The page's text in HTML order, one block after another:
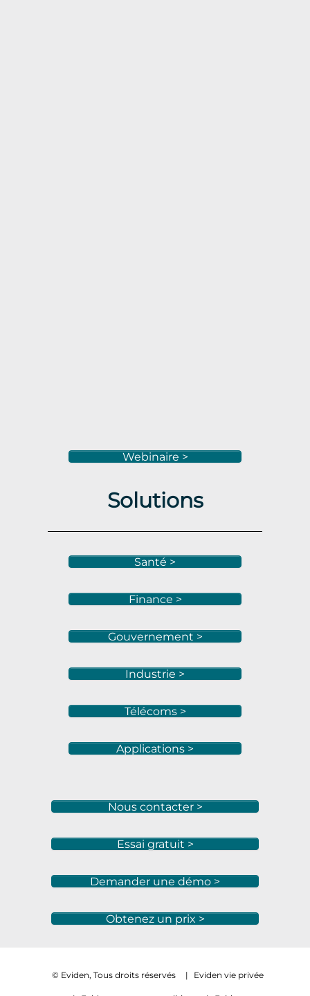
Webinaire >
Solutions
Santé >
Finance >
Gouvernement >
Industrie >
Télécoms >
Applications >
Nous contacter >
Essai gratuit >
Demander une démo >
Obtenez un prix >
© Eviden, Tous droits réservés | Eviden vie privée